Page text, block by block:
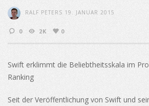
RALF PETERS 19. JANUAR 2015
0 2K 0
Swift erklimmt die Beliebtheitsskala im
Ranking
Seit der Veröffentlichung von Swift und